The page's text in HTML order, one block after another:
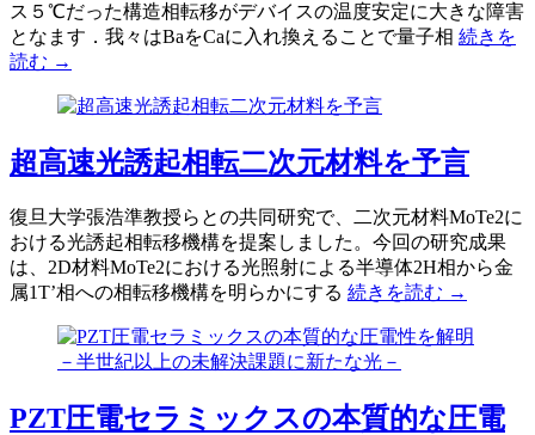
ス５℃だった構造相転移がデバイスの温度安定に大きな障害
となます．我々はBaをCaに入れ換えることで量子相 続きを
読む →
超高速光誘起相転二次元材料を予言
復旦大学張浩準教授らとの共同研究で、二次元材料MoTe2に
おける光誘起相転移機構を提案しました。今回の研究成果
は、2D材料MoTe2における光照射による半導体2H相から金
属1T’相への相転移機構を明らかにする 続きを読む →
PZT圧電セラミックスの本質的な圧電